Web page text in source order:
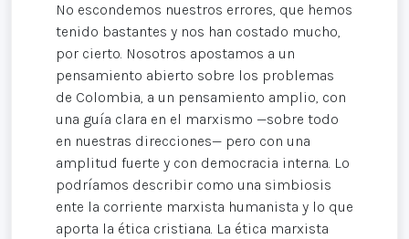
No escondemos nuestros errores, que hemos
tenido bastantes y nos han costado mucho,
por cierto. Nosotros apostamos a un
pensamiento abierto sobre los problemas
de Colombia, a un pensamiento amplio, con
una guía clara en el marxismo —sobre todo
en nuestras direcciones— pero con una
amplitud fuerte y con democracia interna. Lo
podríamos describir como una simbiosis
ente la corriente marxista humanista y lo que
aporta la ética cristiana. La ética marxista